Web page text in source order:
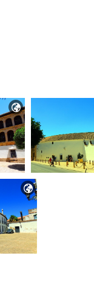

